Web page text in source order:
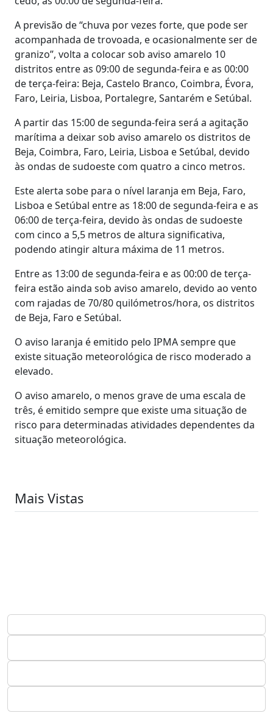
A previsão de “chuva por vezes forte, que pode ser
acompanhada de trovoada, e ocasionalmente ser de
granizo”, volta a colocar sob aviso amarelo 10
distritos entre as 09:00 de segunda-feira e as 00:00
de terça-feira: Beja, Castelo Branco, Coimbra, Évora,
Faro, Leiria, Lisboa, Portalegre, Santarém e Setúbal.
A partir das 15:00 de segunda-feira será a agitação
marítima a deixar sob aviso amarelo os distritos de
Beja, Coimbra, Faro, Leiria, Lisboa e Setúbal, devido
às ondas de sudoeste com quatro a cinco metros.
Este alerta sobe para o nível laranja em Beja, Faro,
Lisboa e Setúbal entre as 18:00 de segunda-feira e as
06:00 de terça-feira, devido às ondas de sudoeste
com cinco a 5,5 metros de altura significativa,
podendo atingir altura máxima de 11 metros.
Entre as 13:00 de segunda-feira e as 00:00 de terça-
feira estão ainda sob aviso amarelo, devido ao vento
com rajadas de 70/80 quilómetros/hora, os distritos
de Beja, Faro e Setúbal.
O aviso laranja é emitido pelo IPMA sempre que
existe situação meteorológica de risco moderado a
elevado.
O aviso amarelo, o menos grave de uma escala de
três, é emitido sempre que existe uma situação de
risco para determinadas atividades dependentes da
situação meteorológica.
Mais Vistas